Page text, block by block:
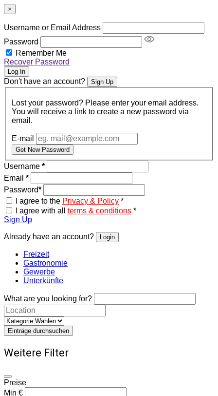
×
Username or Email Address
Password
Remember Me
Recover Password
Log In
Don't have an account? Sign Up
Lost your password? Please enter your email address.
You will receive a link to create a new password via
email.
E-mail
Get New Password
Username *
Email *
Password*
I agree to the Privacy & Policy *
I agree with all terms & conditions *
Sign Up
Already have an account? Login
Freizeit
Gastronomie
Gewerbe
Unterkünfte
What are you looking for?
Einträge durchsuchen
Weitere Filter
Preise
Min €